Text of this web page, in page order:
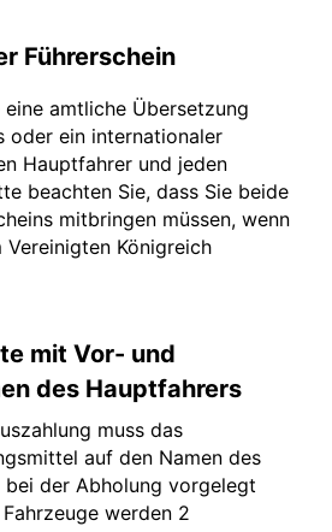
Führerschein
amtliche Übersetzung
oder ein internationaler
Hauptfahrer und jeden
beachten Sie, dass Sie beide
mitbringen müssen, wenn
Vereinigten Königreich
mit Vor- und
des Hauptfahrers
muss das
auf den Namen des
bei der Abholung vorgelegt
werden 2